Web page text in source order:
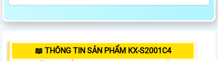
📖 THÔNG TIN SẢN PHẨM KX-S2001C4